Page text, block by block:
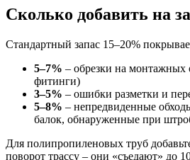
Сколько добавить на
Стандартный запас 15–20%
5–7% – обрезки на монтажных
фитинги)
3–5% – ошибки разметки и
5–8% – непредвиденные
балок, обнаруженные при
Для полипропиленовых труб
поворот трассу – они «съедают» до